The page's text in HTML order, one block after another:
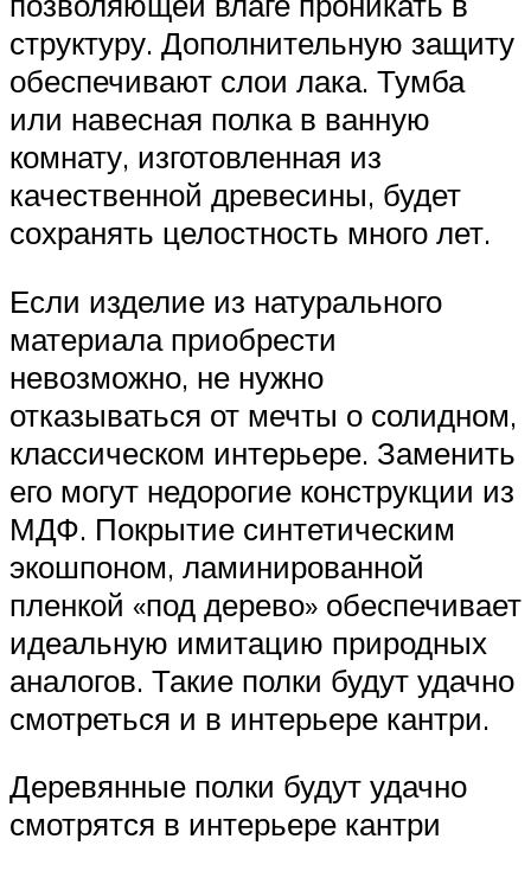
структуру. Дополнительную защиту
обеспечивают слои лака. Тумба
или навесная полка в ванную
комнату, изготовленная из
качественной древесины, будет
сохранять целостность много лет.
Если изделие из натурального
материала приобрести
невозможно, не нужно
отказываться от мечты о солидном,
классическом интерьере. Заменить
его могут недорогие конструкции из
МДФ. Покрытие синтетическим
экошпоном, ламинированной
пленкой «под дерево» обеспечивает
идеальную имитацию природных
аналогов. Такие полки будут удачно
смотреться и в интерьере кантри.
Деревянные полки будут удачно
смотрятся в интерьере кантри